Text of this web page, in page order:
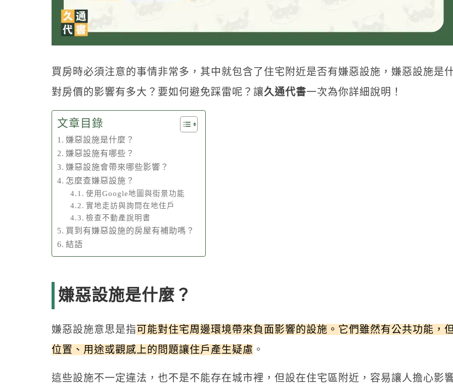
買房時必須注意的事情非常多，其中就包含了住宅附近是否有嫌惡設施，嫌惡設施是
對房價的影響有多大？要如何避免踩雷呢？讓久通代書一次為你詳細說明！
文章目錄
嫌惡設施是什麼？
嫌惡設施有哪些？
嫌惡設施會帶來哪些影響？
怎麼查嫌惡設施？
使用Google地圖與街景功能
實地走訪與詢問在地住戶
檢查不動產說明書
買到有嫌惡設施的房屋有補助嗎？
結語
嫌惡設施是什麼？
嫌惡設施意思是指可能對住宅周邊環境帶來負面影響的設施。它們雖然有公共功能，
位置、用途或觀感上的問題讓住戶產生疑慮 。
這些設施不一定違法，也不是不能存在城市裡，但設在住宅區附近，容易讓人擔心影